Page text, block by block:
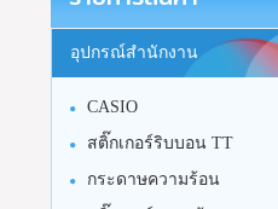
อุปกรณ์สำนักงาน
CASIO
สติ๊กเกอร์ริบบอน TT
กระดาษความร้อน